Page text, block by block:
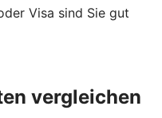
Visa sind Sie gut
vergleichen